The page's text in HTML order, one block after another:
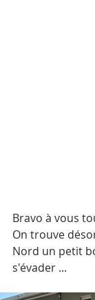
Bravo à vous
On trouve
Nord un petit
s'évader ...